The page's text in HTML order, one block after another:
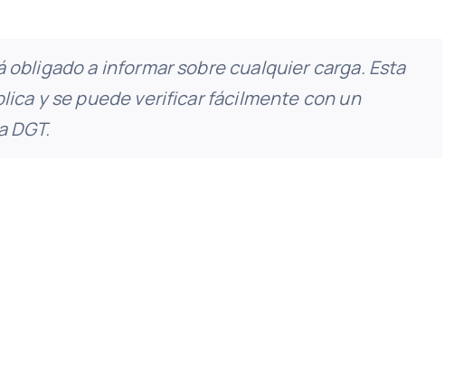
obligado a informar sobre cualquier carga. Esta
y se puede verificar fácilmente con un
DGT.